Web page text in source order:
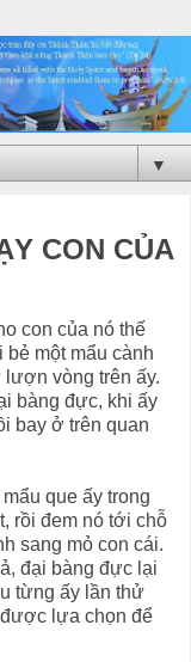
▼
CON CỦA
con của nó thế
một mẩu cành
lượn vòng trên ấy.
bàng đực, khi ấy
bay ở trên quan
que ấy trong
rồi đem nó tới chỗ
sang mỏ con cái.
đại bàng đực lại
từng ấy lần thử
lựa chọn để